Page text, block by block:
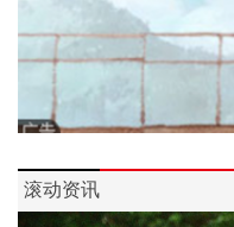
滚动资讯
Previous